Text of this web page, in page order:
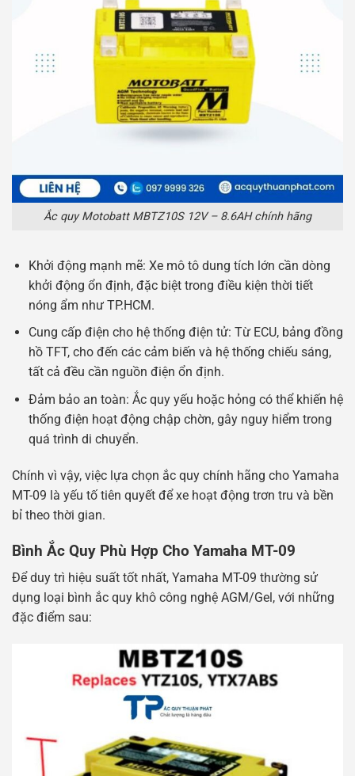
Ắc quy Motobatt MBTZ10S 12V – 8.6AH chính hãng
Khởi động mạnh mẽ: Xe mô tô dung tích lớn cần dòng
khởi động ổn định, đặc biệt trong điều kiện thời tiết
nóng ẩm như TP.HCM.
Cung cấp điện cho hệ thống điện tử: Từ ECU, bảng đồng
hồ TFT, cho đến các cảm biến và hệ thống chiếu sáng,
tất cả đều cần nguồn điện ổn định.
Đảm bảo an toàn: Ắc quy yếu hoặc hỏng có thể khiến hệ
thống điện hoạt động chập chờn, gây nguy hiểm trong
quá trình di chuyển.
Chính vì vậy, việc lựa chọn ắc quy chính hãng cho Yamaha
MT-09 là yếu tố tiên quyết để xe hoạt động trơn tru và bền
bỉ theo thời gian.
Bình Ắc Quy Phù Hợp Cho Yamaha MT-09
Để duy trì hiệu suất tốt nhất, Yamaha MT-09 thường sử
dụng loại bình ắc quy khô công nghệ AGM/Gel, với những
đặc điểm sau: